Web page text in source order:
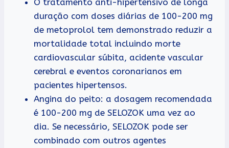
duração com doses diárias de 100-200 mg
de metoprolol tem demonstrado reduzir a
mortalidade total incluindo morte
cardiovascular súbita, acidente vascular
cerebral e eventos coronarianos em
pacientes hipertensos.
Angina do peito: a dosagem recomendada
é 100-200 mg de SELOZOK uma vez ao
dia. Se necessário, SELOZOK pode ser
combinado com outros agentes